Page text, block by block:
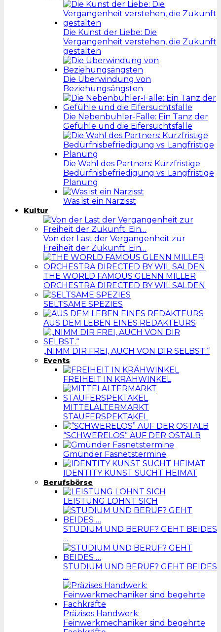
Die Kunst der Liebe: Die
Vergangenheit verstehen, die Zukunft
gestalten
Die Überwindung von
Beziehungsängsten
Die Nebenbuhler-Falle: Ein Tanz der
Gefühle und die Eifersuchtsfalle
Die Wahl des Partners: Kurzfristige
Bedürfnisbefriedigung vs. Langfristige
Planung
Was ist ein Narzisst
Kultur
Von der Last der Vergangenheit zur
Freiheit der Zukunft: Ein…
THE WORLD FAMOUS GLENN MILLER
ORCHESTRA DIRECTED BY WIL SALDEN
SELTSAME SPEZIES
AUS DEM LEBEN EINES REDAKTEURS
„NIMM DIR FREI, AUCH VON DIR SELBST.“
Events
FREIHEIT IN KRÄHWINKEL
MITTELALTERMARKT
STAUFERSPEKTAKEL
“SCHWERELOS” AUF DER OSTALB
Gmünder Fasnetstermine
IDENTITY KUNST SUCHT HEIMAT
Berufsbörse
LEISTUNG LOHNT SICH
STUDIUM UND BERUF? GEHT BEIDES
…
STUDIUM UND BERUF? GEHT BEIDES
…
Präzises Handwerk:
Feinwerkmechaniker sind begehrte